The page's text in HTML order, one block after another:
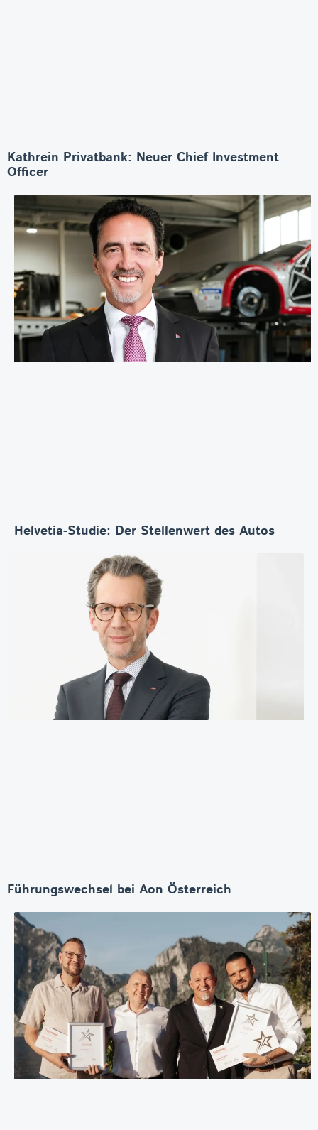
Kathrein Privatbank: Neuer Chief Investment
Officer
Helvetia-Studie: Der Stellenwert des Autos
Führungswechsel bei Aon Österreich